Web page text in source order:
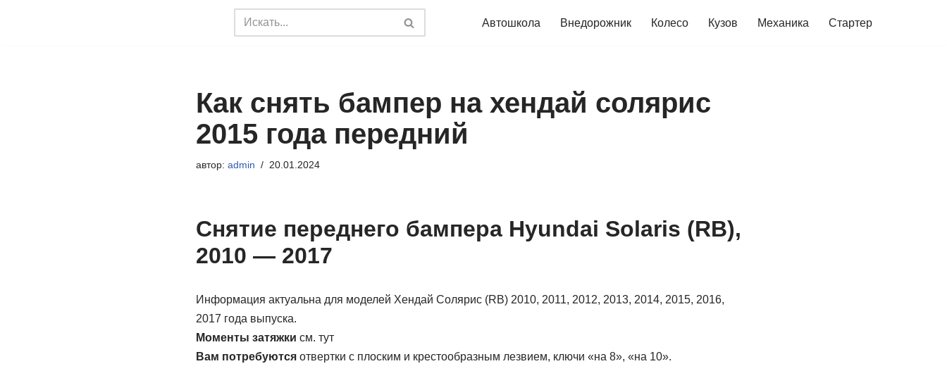
Автошкола Внедорожник Колесо Кузов Механика Стартер
Как снять бампер на хендай солярис
2015 года передний
автор: admin 20.01.2024
Снятие переднего бампера Hyundai Solaris (RB),
2010 — 2017
Информация актуальна для моделей Хендай Солярис (RB) 2010, 2011, 2012, 2013, 2014, 2015, 2016,
2017 года выпуска.
Моменты затяжки см. тут
Вам потребуютсяотвертки с плоским и крестообразным лезвием, ключи «на 8», «на 10».